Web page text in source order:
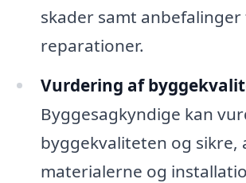
skader samt anbefalinger
reparationer.
Vurdering af
Byggesagkyndige kan
byggekvaliteten og sikre,
materialerne og